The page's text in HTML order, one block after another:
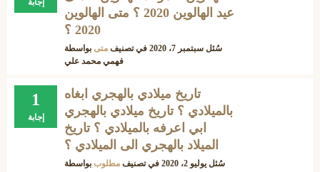
إجابة
عيد الهالوين 2020 ؟ متى الهالوين
2020 ؟
سُئل سبتمبر 7، 2020 في تصنيف متى بواسطة
فهمي محمد علي
1
إجابة
تاريخ ميلادي بالهجري ابغاه
بالميلادي ؟ تاريخ ميلادي بالهجري
ابي اعرفه بالميلادي ؟ تاريخ
الميلاد بالهجري الى الميلادي ؟
سُئل يوليو 2، 2020 في تصنيف مطلوب بواسطة